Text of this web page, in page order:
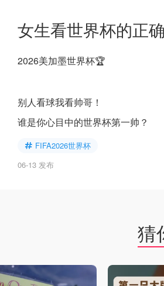
女生看世界杯的正
2026美加墨世界杯🏆
别人看球我看帅哥！
谁是你心目中的世界杯第一帅？
FIFA2026世界杯
06-13 发布
猜